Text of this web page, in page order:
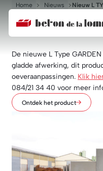
Beton
de
la
Lomme
Home Nieuws
Nieuw L
Nieuw L
De nieuwe L Type
gladde afwerking, dit
oeveraanpassingen. Klik
084/21 34 40 voor meer
Ontdek het product